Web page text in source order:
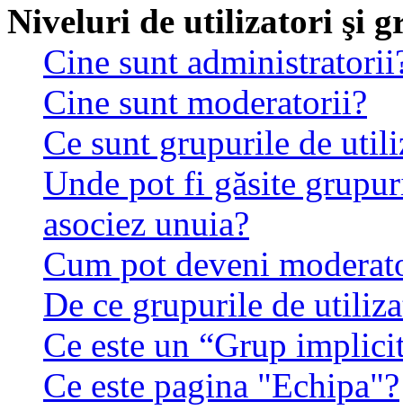
Niveluri de utilizatori şi
Cine sunt
Cine sunt moderatorii?
Ce sunt grupurile de
Unde pot fi găsite
asociez unuia?
Cum pot deveni
De ce grupurile de
Ce este un “Grup
Ce este pagina "Echipa"?